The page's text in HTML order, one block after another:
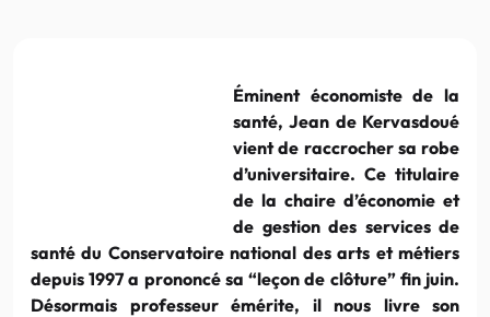
Éminent économiste de la
santé, Jean de Kervasdoué
vient de raccrocher sa robe
d’universitaire. Ce titulaire
de la chaire d’économie et
de gestion des services de
santé du Conservatoire national des arts et métiers
depuis 1997 a prononcé sa “leçon de clôture” fin juin.
Désormais professeur émérite, il nous livre son